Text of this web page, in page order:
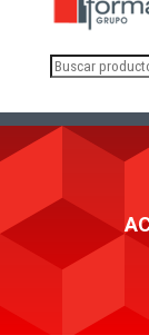
Buscar